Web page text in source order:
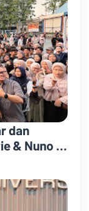
dan
& Nuno di